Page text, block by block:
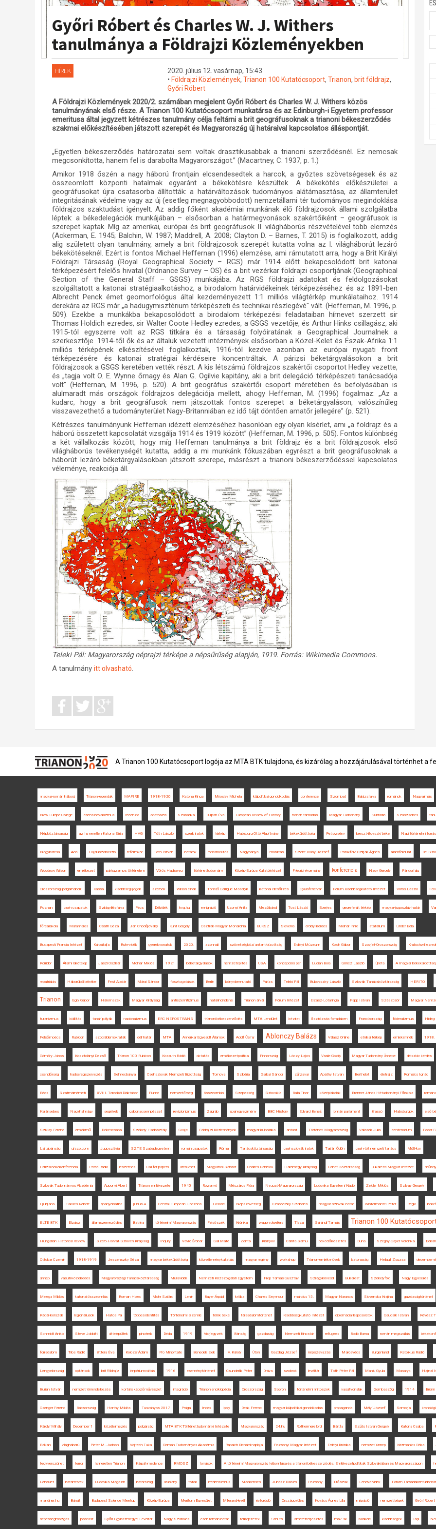
Győri Róbert és Charles W. J. Withers
tanulmánya a Földrajzi Közleményekben
HÍREK
2020. július 12. vasárnap, 15:43
• Földrajzi Közlemények, Trianon 100 Kutatócsoport, Trianon, brit földrajz,
Győri Róbert
A Földrajzi Közlemények 2020/2. számában megjelent Győri Róbert és Charles W. J. Withers közös
tanulmányának első része. A Trianon 100 Kutatócsoport munkatársa és az Edinburgh-i Egyetem professor
emeritusa által jegyzett kétrészes tanulmány célja feltárni a brit geográfusoknak a trianoni békeszerződés
szakmai előkészítésében játszott szerepét és Magyarország új határaival kapcsolatos álláspontját.
„Egyetlen békeszerződés határozatai sem voltak drasztikusabbak a trianoni szerződésnél. Ez nemcsak
megcsonkította, hanem fel is darabolta Magyarországot.” (Macartney, C. 1937, p. 1.)
Amikor 1918 őszén a nagy háború frontjain elcsendesedtek a harcok, a győztes szövetségesek és az
összeomlott központi hatalmak egyaránt a békekötésre készültek. A békekötés előkészületei a
geográfusokat újra csatasorba állították: a határváltozások tudományos alátámasztása, az államterület
integritásának védelme vagy az új (esetleg megnagyobbodott) nemzetállami tér tudományos megindoklása
földrajzos szaktudást igényelt. Az addig főként akadémiai munkának élő földrajzosok állami szolgálatba
léptek: a békedelegációk munkájában – elsősorban a határmegvonások szakértőiként – geográfusok is
szerepet kaptak. Míg az amerikai, európai és brit geográfusok II. világháborús részvételével több elemzés
(Ackerman, E. 1945; Balchin, W. 1987; Maddrell, A. 2008; Clayton D. – Barnes, T. 2015) is foglalkozott, addig
alig született olyan tanulmány, amely a brit földrajzosok szerepét kutatta volna az I. világháborút lezáró
békekötéseknél. Ezért is fontos Michael Heffernan (1996) elemzése, ami rámutatott arra, hogy a Brit Királyi
Földrajzi Társaság (Royal Geographical Society – RGS) már 1914 előtt bekapcsolódott brit katonai
térképezésért felelős hivatal (Ordnance Survey – OS) és a brit vezérkar földrajzi csoportjának (Geographical
Section of the General Staff – GSGS) munkájába. Az RGS földrajzi adatokat és feldolgozásokat
szolgáltatott a katonai stratégiaalkotáshoz, a birodalom határvidékeinek térképezéséhez és az 1891-ben
Albrecht Penck émet geomorfológus által kezdeményezett 1:1 milliós világtérkép munkálataihoz. 1914
derekára az RGS már „a hadügymisztérium térképészeti és technikai részlegévé" vált. (Heffernan, M. 1996, p.
509). Ezekbe a munkákba bekapcsolódott a birodalom térképezési feladataiban hírnevet szerzett sir
Thomas Holdich ezredes, sir Walter Coote Hedley ezredes, a GSGS vezetője, és Arthur Hinks csillagász, aki
1915-tól egyszerre volt az RGS titkára és a társaság folyóiratának a Geographical Journalnek a
szerkesztője. 1914-től ők és az általuk vezetett intézmények elsősorban a Közel-Kelet és Észak-Afrika 1:1
milliós térképének elkészítésével foglalkoztak, 1916-tól kezdve azonban az európai nyugati front
térképezésére és katonai stratégiai kérdéseire koncentráltak. A párizsi béketárgyalásokon a brit
földrajzosok a GSGS keretében vették részt. A kis létszámú földrajzos szakértői csoportot Hedley vezette,
és „tagja volt O. E. Wynne őrnagy és Alan G. Ogilvie kapitány, aki a brit delegáció térképészeti tanácsadója
volt” (Heffernan, M. 1996, p. 520). A brit geográfus szakértői csoport méretében és befolyásában is
alulmaradt más országok földrajzos delegációja mellett, ahogy Heffernan, M. (1996) fogalmaz: „Az a
kudarc, hogy a brit geográfusok nem játszottak fontos szerepet a béketárgyaláson, valószínűleg
visszavezethető a tudományterület Nagy-Britanniában ez idő tájt döntően amatőr jellegére” (p. 521).
Kétrészes tanulmányunk Heffernan idézett elemzéséhez hasonlóan egy olyan kísérlet, ami „a földrajz és a
háború összetett kapcsolatát vizsgálja 1914 és 1919 között” (Heffernan, M. 1996, p. 505). Fontos különbség
a két vállalkozás között, hogy míg Heffernan tanulmánya a brit földrajz és a brit földrajzosok első
világháborús tevékenységét kutatta, addig a mi munkánk fókuszában egyrészt a brit geográfusoknak a
háborút lezáró béketárgyalásokban játszott szerepe, másrészt a trianoni békeszerződéssel kapcsolatos
véleménye, reakciója áll.
Teleki Pál: Magyarország néprajzi térképe a népsűrűség alapján, 1919. Forrás: Wikimedia Commons.
A tanulmány itt olvasható.
A Trianon 100 Kutatócsoport logója az MTA BTK tulajdona, és kizárólag a hozzájárulásával történhet a
magyar-román háború Trianon-legendák MAPIRE 1918-1920 Katona Kinga Miroslav Michela külpolitikai gondolkodás conference Szombat Balázsfalva románok Nagyalmás
New Europe College csehszlovakizmus recenzió adatbázis Szabadka Tulipán Éva European Review of History román támadás Magyar Tudomány Klubrádió Szászsebes
Népköztársaság az Ismeretlen Katona Sírja HVG Tóth László szerb iratok térkép Habsburg Ottó Alapítvány békeküldöttség Petrozsény breszt-litovszki béke Napi történelmi forrás
Nagybarcsa Ada Hajdúszoboszló reformkor Tóth István határok románosítás Nagybánya mobilitás Szent-Ivány József Patakfalvi-Czirják Ágnes államfordulat Dél-
Woodrow Wilson emlékezet párhuzamos történelem Vörös Hadsereg történettudomány Közép-Európa Kutatóintézet Friedrich-kormány konferencia Nagy Gergely Pándorfalu
Oroszországi polgárháború Kassa kisebbségi jogok szerbek Wilson elnök Tomáš Garrigue Masaryk katonai ellenőrzés Gyulafehérvár Fórum Kisebbségkutató Intézet Vörös László
Poznan cseh csapatok Szilágyillésfalva Pécs Délvidék hvg.hu emigráció Uzonyi Anita Mezőbánd Tost László Eperjes georeferált térkép magyar-jugoszláv határ
főreáliskola Máramaros Csáth Géza Jan Chodějovský Kunt Gergely Osztrák-Magyar Monarchia BUKSZ Slovenia erdélyi kérdés Molnár Imre statárium Linder Béla
Budapesti Francia Intézet Kárpátalja Ruhr-vidék gyerekvonatok 2020. azonnali szövetségközi antant-bizottság Erdélyi Múzeum Koloh Gábor Szovjet-Oroszország Kratochwill
Korridor Állami lakótelep Jászi Oszkár Molnár Miklós 1921 béketárgyalások nemzetépítés USA koncepciós per Lucian Boia Göncz László Újléta A magyar
repatriálás Háborúból békébe Fest Aladár Márai Sándor fosztogatások Berlin könyvbemutató Párizs Teleki Pál Bukovszky László Szlovák Tanácsköztársaság HERITO
Trianon Egry Gábor Háromszék Magyar Királyság antiszemitizmus határincindens Trianon árvái Fórum Intézet Elzász-Lotaringia Papp István Szászcsór Magyar
turanizmus kiállítás tanári pályák nacionalizmus ERC NEPOSTRANS trianoni békeszerződés MTA Lendület kézirat őszirózsás forradalom Franciaország föderalizmus Hideg
Felsőmoécs Rubicon szociáldemokraták déli határ MTA Amerikai Egyesült Államok Adolf Černý Ablonczy Balázs Válasz Online etnikai térkép emlékérmék 1918.
Gömöry János Kosztolányi Dezső Trianon 100 Rubicon Kossuth Rádió oktatás emlékezetpolitika Finnország Lóczy Lajos Vasile Goldiș Magyar Tudomány Ünnepe délszláv kérdés
csendőrség hadseregszervezés Selmecbánya Csehszlovák Nemzeti Bizottság Tornova Szibéria Garbai Sándor zűrzavar Apáthy István Berthelot életrajz Romsics Ignác
Bécs Szatmárnémeti XVIII. Torockói Diáktábor Fiume nemzetőrség összeomlás Szepesség Szlovákia Balla Tibor középiskolák Brenner János Hittudományi Főiskola román
Karánsebes Nagyhalmágy segélyek gabonacsempészet revizionizmus Zágráb spai egyezmény BBC History Edvard Beneš román parlament Brassó Habsburgok első
Sziklay Ferenc emlékmű Békéscsaba Székely Hadosztály Svájc Földrajzi Közlemények magyar külpolitika antant Történeti Magyarország Vallasek Júlia centenárium Fodor
Lajtabánság ujszo.com Jugoszlávia SZTE Szabadegyetem román csapatok Róma Tanácsköztársaság csehszlovák iratok Tarján Ödön cseh-tót nemzeti tanács Múlt-kor
Párizsi békekonferencia Pátria Rádió leszerelés Call for papers archívnet Magyarosi Sándor Charles Daniélou Háromegy Királyság Bánáti Köztársaság Bukaresti Magyar Intézet
Szlovák Tudományos Akadémia Apponyi Albert Trianon emlékezete 1945 Rozsnyó Mészáros Flóra Nyugat-Magyarország Ludovika Egyetemi Kiadó Zeidler Miklós Szilvay Gergely
Ljubljana Takács Róbert spanyolnátha június 4. Central European Horizons Losonc Népszövetség Czáboczky Szabolcs magyar-szlovák határ Wintermantel Péter Regio
ELTE BTK Elzász államszerveződés Batrina történelmi Magyarország Felsőszék Krónika wagon dwellers Tisza Sárándi Tamás Trianon 100
Hungarian Historical Review Szerb-Horvát-Szlovén Királyság Inquiry Vavro Šrobár Gali Máté Zenta Kisinyov Csinta Samu békeelőkészítés Duna Szeghy-Gayer Veronika
Ottokar Czernin 1918-1919 Jeszenszky Géza magyar békeküldöttség közvéleménykutatás magyar regény workshop Trianon-emlékművek katonaság Heilauf Zsuzsa december
ünnep vasúti közlekedés Magyarországi Tanácsköztársaság Muravidék Nemzeti Közszolgálati Egyetem Filep Tamás Gusztáv Szilágykövesd Bukarest Székelyföld Nagy Egyesülés
Melega Miklós katonai összeomlás Roman Holec Mohr Szilárd Lenin Bayer Árpád kritika Charles Seymour március 15. Magyar Narancs Slovenska Krajina gazdaságtörténet
Kádár-korszak legionáriusok Hatos Pál többes identitás Történelmi Szemle török béke társadalomtörténet Kisebbségkutató Intézet diplomáciai kapcsolatok Gaucsík István Révész
Schmidt Anikó Steve Jobbitt áttelepültek pincérek Déda 1919 Vix-jegyzék Bánság gazdaság Nemzeti Kincstár refugees Bodó Barna román megszállás
forradalom Tilos Rádió Bittera Éva Kolozsi Ádám Pro Minoritate Benedek Elek IV. Károly Úton Gazdag József népszavazás Marosvécs Burgenland Katolikus Rádió
Lengyelország optánsok brit földrajz impériumváltás 1916 eseménytörténet Csunderlik Péter Dráva szobrok levéltár Tóth Péter Pál Maniu Gyula Masaryk Hajnal
Burián István nemzeti önrendelkezés kortárs képzőművészet integráció Trianon enciklopédia Oroszország Sopron történelmi mítoszok vasútvonalak Gombaszög 1914 Brünn
Csenger Ferenc Bácsország Horthy Miklós Tusványos 2017 Prága Index Ipoly Deák Ferenc magyar külpolitikai gondolkodás propaganda Mélyi József Somorja
Károlyi Mihály December 1 közélelmezés polgárság MTA BTK Történettudományi Intézete Magyarország 24.hu Rothermere lord Bártfa Szűts István Gergely Katona Csaba
Balkán világháború Pieter M. Judson Vojtech Tuka Román Tudományos Akadémia Rapaich Richárd naplója Pozsonyi Magyar Intézet Erdélyi Krónika nemzeti ünnep Krizmanics Réka
fegyverszünet terror Ismeretlen Trianon Kárpát-medence RMDSZ források A történelmi Magyarország felbomlása és a trianoni békeszerződés. Emlékezetpolitikák Szlovákiában és Magyarországon
Lendület határtervek Ludovika Magazin hátország áruhiány tótok irredentizmus Mackensen Juhász Balázs Pozsony Erőszak Lendva-vidék Fórum
mandiner.hu Bánát Budapest Science Meetup Közép-Európa Meritum Egyesület Millerand-levél évforduló Országgyűlés Kovács Ágnes Lilla migráció nemzetiségek Győri Róbert
népességmozgás podcast Győri Egyházmegyei Levéltár Nagy Szabolcs cseh-román határ térképzetek Smuts ismeretterjesztés ma7.sk Miskolc kisebbségek Iaşi